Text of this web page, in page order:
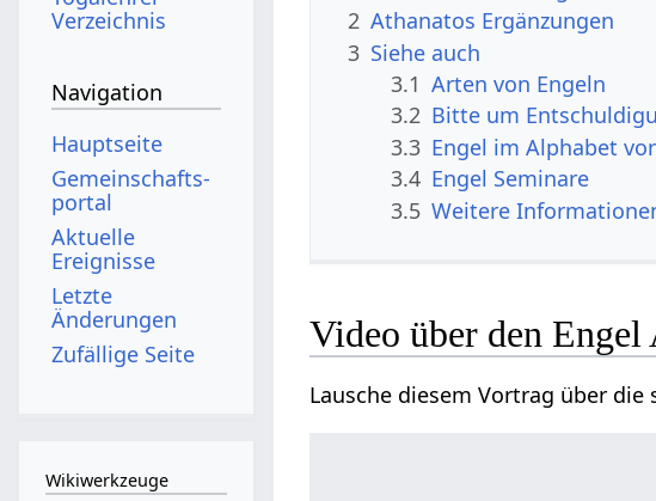
2 Athanatos Ergänzungen
3 Siehe auch
3.1 Arten von Engeln
3.2 Bitte um
3.3 Engel im Alphabet
3.4 Engel Seminare
3.5 Weitere
Video über den Engel
Lausche diesem Vortrag über
Verzeichnis
Navigation
Hauptseite
Gemeinschafts­
portal
Aktuelle
Ereignisse
Letzte
Änderungen
Zufällige Seite
Wikiwerkzeuge